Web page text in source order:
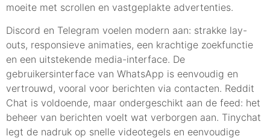
moeite met scrollen en vastgeplakte advertenties.
Discord en Telegram voelen modern aan: strakke lay-
outs, responsieve animaties, een krachtige zoekfunctie
en een uitstekende media-interface. De
gebruikersinterface van WhatsApp is eenvoudig en
vertrouwd, vooral voor berichten via contacten. Reddit
Chat is voldoende, maar ondergeschikt aan de feed: het
beheer van berichten voelt wat verborgen aan. Tinychat
legt de nadruk op snelle videotegels en eenvoudige